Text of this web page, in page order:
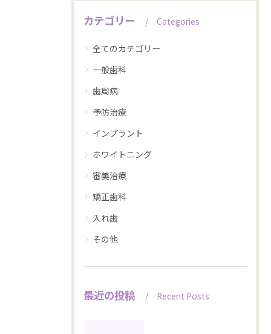
カテゴリー Categories
全てのカテゴリー
一般歯科
歯周病
予防治療
インプラント
ホワイトニング
審美治療
矯正歯科
入れ歯
その他
最近の投稿 Recent Posts